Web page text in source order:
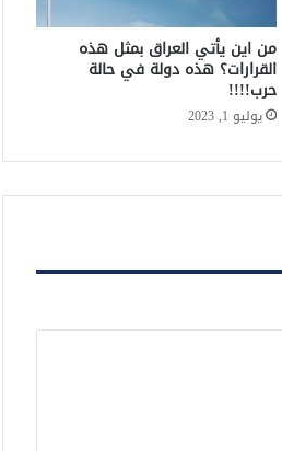
من اين يأتي العراق بمثل هذه
القرارات؟ هذه دولة في حالة
حرب!!!!
يوليو 1, 2023